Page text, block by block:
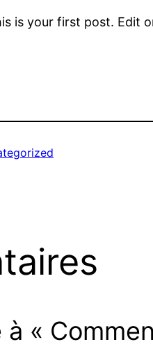
is your first post. Edit
à «